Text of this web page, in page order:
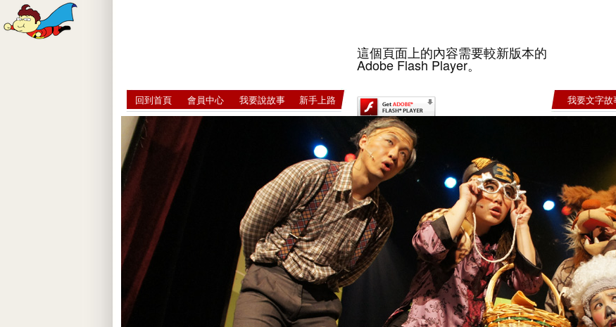
這個頁面上的內容需要較新版本的
Adobe Flash Player。
回到首頁 會員中心 我要說故事 新手上路 我要文字故